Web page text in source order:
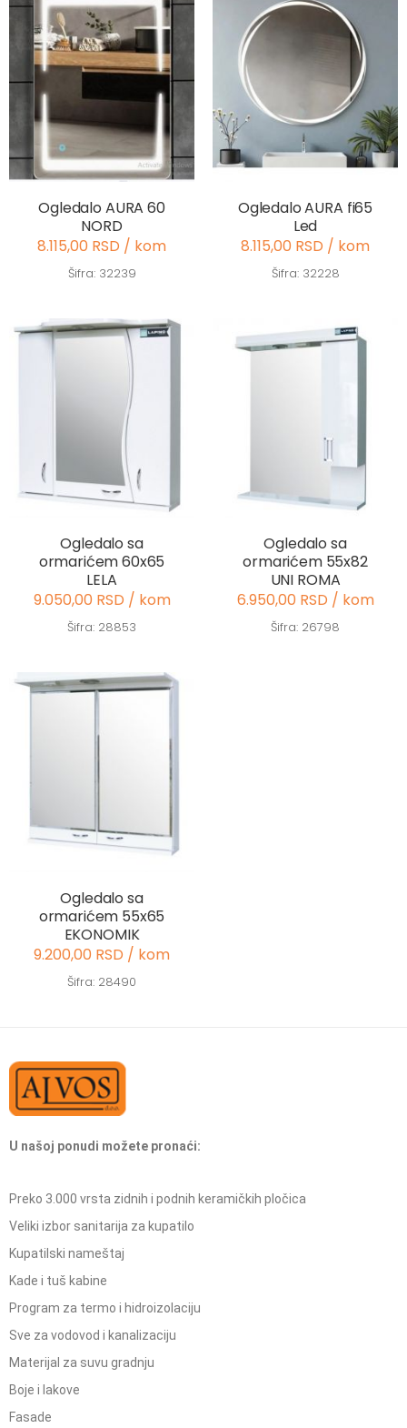
Ogledalo AURA 60
NORD
8.115,00 RSD / kom
Šifra: 32239
Ogledalo AURA fi65
Led
8.115,00 RSD / kom
Šifra: 32228
Ogledalo sa
ormarićem 60x65
LELA
9.050,00 RSD / kom
Šifra: 28853
Ogledalo sa
ormarićem 55x82
UNI ROMA
6.950,00 RSD / kom
Šifra: 26798
Ogledalo sa
ormarićem 55x65
EKONOMIK
9.200,00 RSD / kom
Šifra: 28490
U našoj ponudi možete pronaći:
Preko 3.000 vrsta zidnih i podnih keramičkih pločica
Veliki izbor sanitarija za kupatilo
Kupatilski nameštaj
Kade i tuš kabine
Program za termo i hidroizolaciju
Sve za vodovod i kanalizaciju
Materijal za suvu gradnju
Boje i lakove
Fasade